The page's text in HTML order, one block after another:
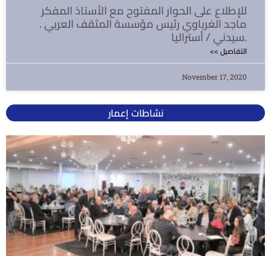
للإطلاع على الحوار المفتوح مع الأستاذ المفكر
ماجد الغرباوي رئيس مؤسسة المثقف العربي .
سيدني / أستراليا.
<< التفاصيل
November 17, 2020
نشاطات إعمار